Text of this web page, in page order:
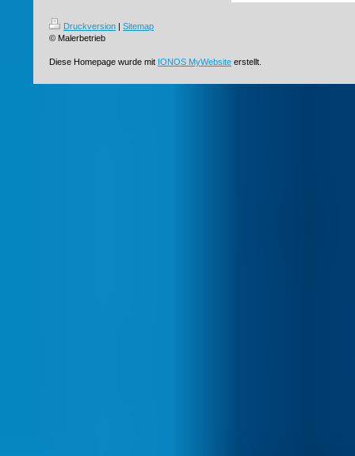
Druckversion | Sitemap
© Malerbetrieb
Diese Homepage wurde mit IONOS MyWebsite erstellt.